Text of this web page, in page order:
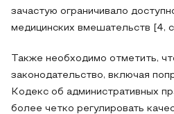
зачастую ограничивало
медицинских вмешательств [4,
Также необходимо отметить,
законодательство, включая
Кодекс об административных
более четко регулировать